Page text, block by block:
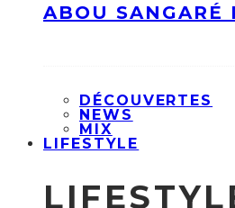
ABOU SANGARÉ
DÉCOUVERTES
NEWS
MIX
LIFESTYLE